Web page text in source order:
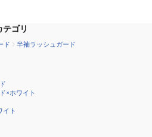
ゴリ
ド 半袖ラッシュガード
×ホワイト
イト